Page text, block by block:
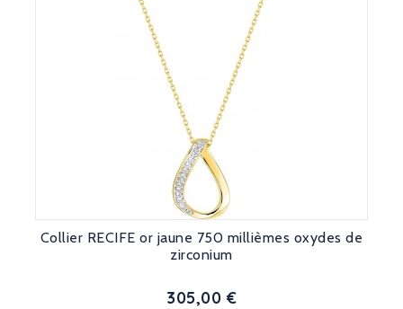
Collier RECIFE or jaune 750 millièmes oxydes de
zirconium
Prix
305,00 €